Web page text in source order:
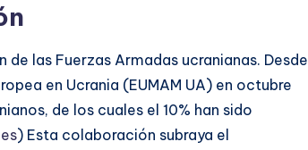
las Fuerzas Armadas ucranianas. Desde
en Ucrania (EUMAM UA) en octubre
de los cuales el 10% han sido
) Esta colaboración subraya el